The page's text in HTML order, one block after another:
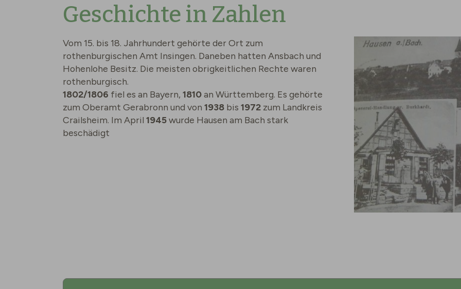
Geschichte in Zahlen
Vom 15. bis 18. Jahrhundert gehörte der Ort zum
rothenburgischen Amt Insingen. Daneben hatten Ansbach und
Hohenlohe Besitz. Die meisten obrigkeitlichen Rechte waren
rothenburgisch.
1802/1806 fiel es an Bayern, 1810an Württemberg. Es gehörte
zum Oberamt Gerabronn und von 1938 bis 1972 zum Landkreis
Crailsheim. Im April 1945wurde Hausen am Bach stark
beschädigt